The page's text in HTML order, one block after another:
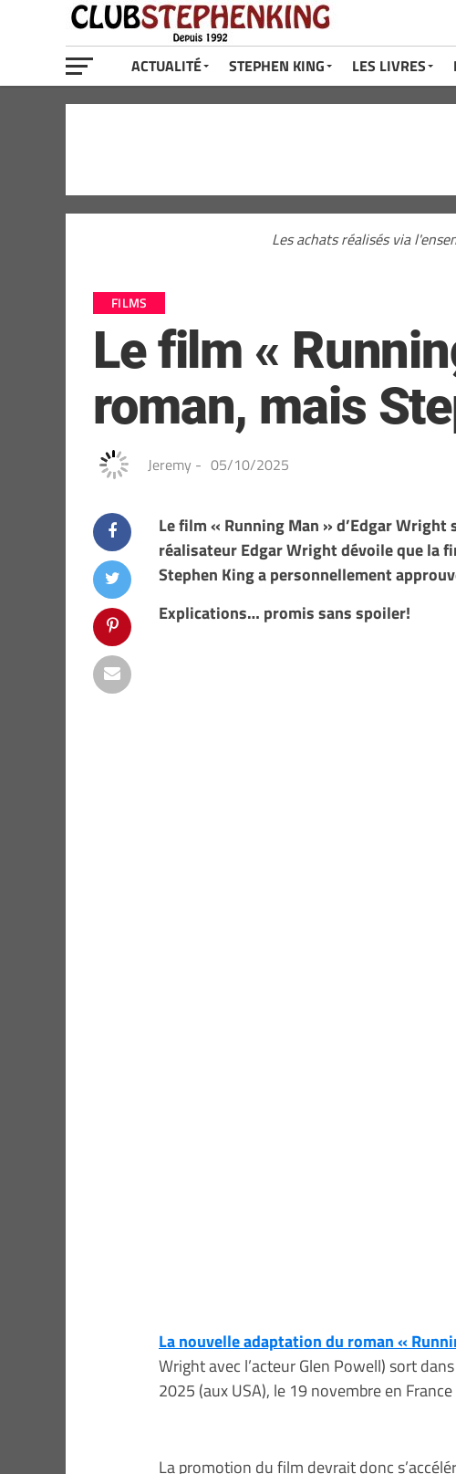
ACTUALITÉ STEPHEN KING LES LIVRES
Les achats réalisés via
FILMS
Le film «
roman, mais
Jeremy - 05/10/2025
Le film « Running Man » d’Edgar
réalisateur Edgar Wright dévoile que la
Stephen King a personnellement
Explications… promis sans spoiler!
La nouvelle adaptation du roman «
Wright avec l’acteur Glen Powell) sort
2025 (aux USA), le 19 novembre en France
La promotion du film devrait donc